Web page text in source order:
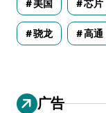
美国 芯片
骁龙 高通
广告